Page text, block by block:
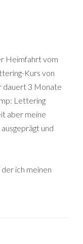
Heimfahrt vom
Kurs von
dauert 3 Monate
Lettering
aber meine
und
ich meinen